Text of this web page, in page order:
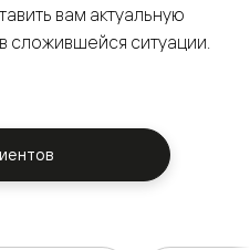
вам актуальную
ситуации.